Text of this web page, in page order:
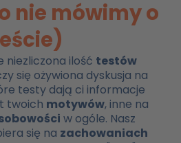
nie mówimy o
niezliczona ilość testów
się ożywiona dyskusja na
testy dają ci informacje
twoich motywów, inne na
w ogóle. Nasz
się na zachowaniach